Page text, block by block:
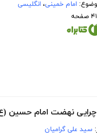
امام خمینی، انگلیسی
چرایی نهضت امام حسین
سید علی گرامیان